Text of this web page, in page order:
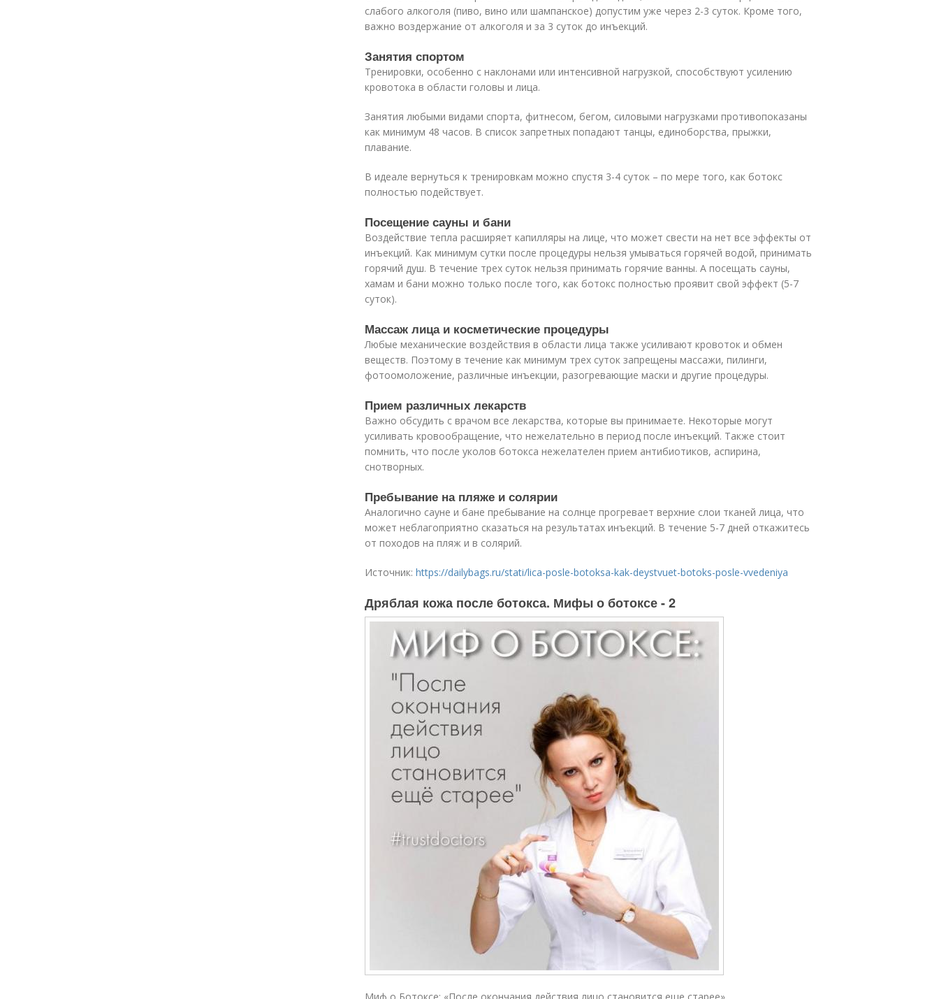
слабого алкоголя (пиво, вино или шампанское) допустим уже через 2-3 суток. Кроме того,
важно воздержание от алкоголя и за 3 суток до инъекций.
Занятия спортом
Тренировки, особенно с наклонами или интенсивной нагрузкой, способствуют усилению
кровотока в области головы и лица.
Занятия любыми видами спорта, фитнесом, бегом, силовыми нагрузками противопоказаны
как минимум 48 часов. В список запретных попадают танцы, единоборства, прыжки,
плавание.
В идеале вернуться к тренировкам можно спустя 3-4 суток – по мере того, как ботокс
полностью подействует.
Посещение сауны и бани
Воздействие тепла расширяет капилляры на лице, что может свести на нет все эффекты от
инъекций. Как минимум сутки после процедуры нельзя умываться горячей водой, принимать
горячий душ. В течение трех суток нельзя принимать горячие ванны. А посещать сауны,
хамам и бани можно только после того, как ботокс полностью проявит свой эффект (5-7
суток).
Массаж лица и косметические процедуры
Любые механические воздействия в области лица также усиливают кровоток и обмен
веществ. Поэтому в течение как минимум трех суток запрещены массажи, пилинги,
фотоомоложение, различные инъекции, разогревающие маски и другие процедуры.
Прием различных лекарств
Важно обсудить с врачом все лекарства, которые вы принимаете. Некоторые могут
усиливать кровообращение, что нежелательно в период после инъекций. Также стоит
помнить, что после уколов ботокса нежелателен прием антибиотиков, аспирина,
снотворных.
Пребывание на пляже и солярии
Аналогично сауне и бане пребывание на солнце прогревает верхние слои тканей лица, что
может неблагоприятно сказаться на результатах инъекций. В течение 5-7 дней откажитесь
от походов на пляж и в солярий.
Источник: https://dailybags.ru/stati/lica-posle-botoksa-kak-deystvuet-botoks-posle-vvedeniya
Дряблая кожа после ботокса. Мифы о ботоксе - 2